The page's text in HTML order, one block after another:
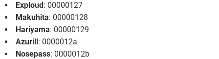
Exploud: 00000127
Makuhita: 00000128
Hariyama: 00000129
Azurill: 0000012a
Nosepass: 0000012b